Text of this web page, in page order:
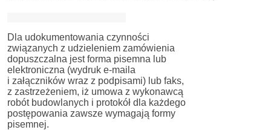
Dla udokumentowania czynności
związanych z udzieleniem zamówienia
dopuszczalna jest forma pisemna lub
elektroniczna (wydruk e-maila
i załączników wraz z podpisami) lub faks,
z zastrzeżeniem, iż umowa z wykonawcą
robót budowlanych i protokół dla każdego
postępowania zawsze wymagają formy
pisemnej.